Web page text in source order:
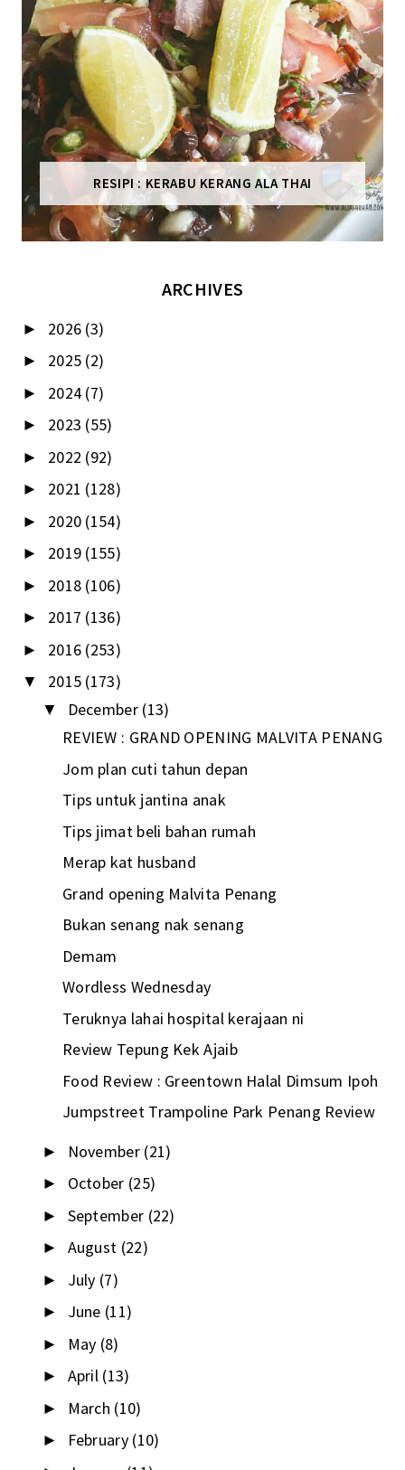
RESIPI : KERABU KERANG ALA THAI
ARCHIVES
► 2026 (3)
► 2025 (2)
► 2024 (7)
► 2023 (55)
► 2022 (92)
► 2021 (128)
► 2020 (154)
► 2019 (155)
► 2018 (106)
► 2017 (136)
► 2016 (253)
▼ 2015 (173)
▼ December (13)
REVIEW : GRAND OPENING MALVITA PENANG
Jom plan cuti tahun depan
Tips untuk jantina anak
Tips jimat beli bahan rumah
Merap kat husband
Grand opening Malvita Penang
Bukan senang nak senang
Demam
Wordless Wednesday
Teruknya lahai hospital kerajaan ni
Review Tepung Kek Ajaib
Food Review : Greentown Halal Dimsum Ipoh
Jumpstreet Trampoline Park Penang Review
► November (21)
► October (25)
► September (22)
► August (22)
► July (7)
► June (11)
► May (8)
► April (13)
► March (10)
► February (10)